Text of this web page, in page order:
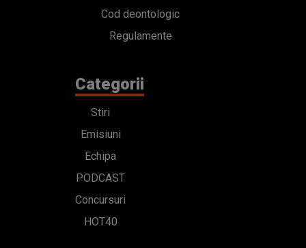
Cod deontologic
Regulamente
Categorii
Stiri
Emisiuni
Echipa
PODCAST
Concursuri
HOT40